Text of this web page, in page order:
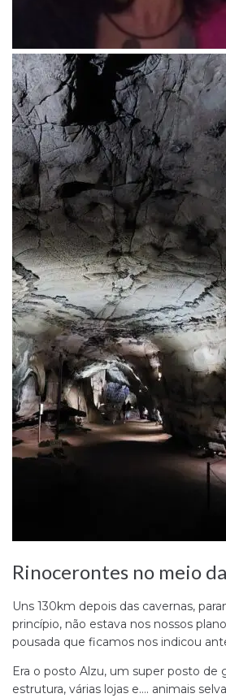
Rinocerontes no meio
Uns 130km depois das cavernas,
princípio, não estava nos nossos
pousada que ficamos nos indicou
Era o posto Alzu, um super posto de
estrutura, várias lojas e…. animais